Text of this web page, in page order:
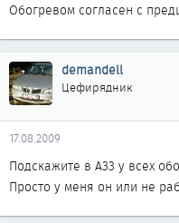
Обогревом согласен с
demandell
Цефирядник
17.08.2009
Подскажите в А33 у всех
Просто у меня он или не